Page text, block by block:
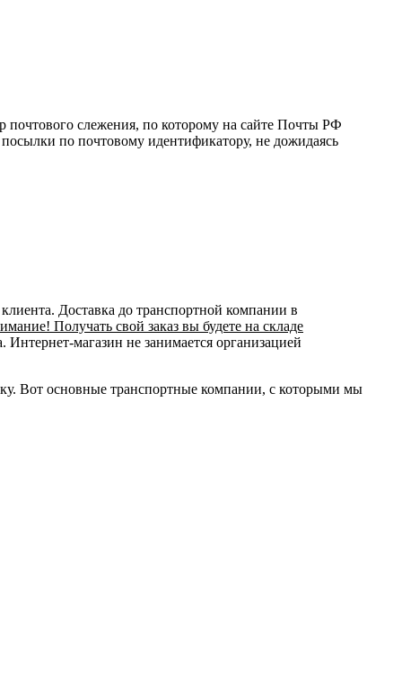
почтового слежения, по которому на сайте Почты РФ
по почтовому идентификатору, не дожидаясь
Доставка до транспортной компании в
Получать свой заказ вы будете на складе
магазин не занимается организацией
Вот основные транспортные компании, с которыми мы